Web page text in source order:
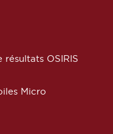
OSIRIS
Micro